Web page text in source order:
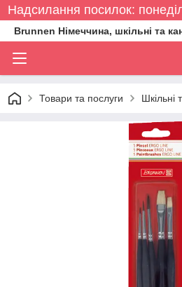
Надсилання посилок:
Brunnen Німеччина, шкільні та
Товари та послуги Шкільні